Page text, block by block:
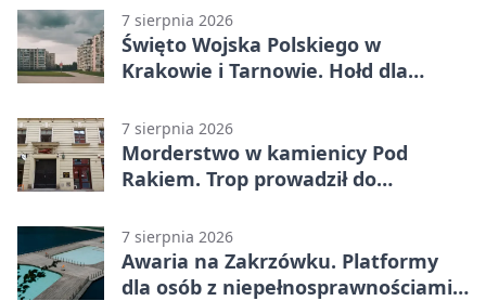
7 sierpnia 2026
Święto Wojska Polskiego w
Krakowie i Tarnowie. Hołd dla
7 sierpnia 2026
Morderstwo w kamienicy Pod
Rakiem. Trop prowadził do
7 sierpnia 2026
Awaria na Zakrzówku. Platformy
dla osób z niepełnosprawnościami